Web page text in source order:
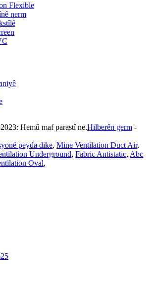
Flexible
nerm
Hemû maf parastî ne.Hilberên germ -
peyda dike, Mine Ventilation Duct Air,
Underground, Fabric Antistatic, Abc
Oval,